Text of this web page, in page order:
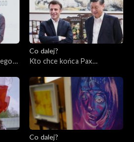
Co dalej?
Kto chce końca Pax
09.05.2023
Co dalej?